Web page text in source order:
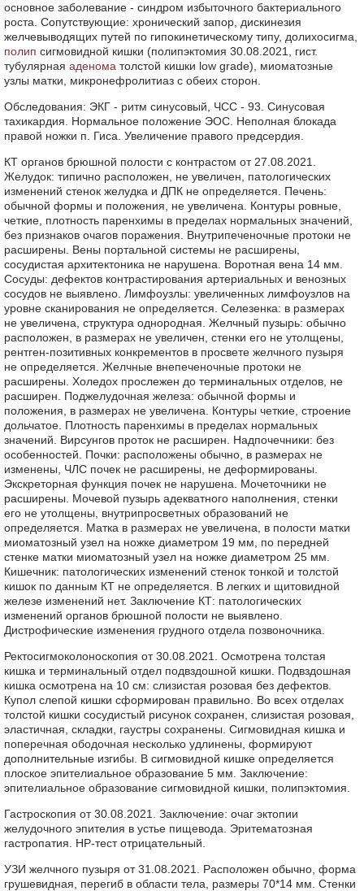
основное заболевание - синдром избыточного бактериального
роста. Сопутствующие: хронический запор, дискинезия
желчевыводящих путей по гипокинетическому типу, долихосигма,
полип сигмовидной кишки (полипэктомия 30.08.2021, гист.
тубулярная аденома толстой кишки low grade), миоматозные
узлы матки, микронефролитиаз с обеих сторон.
Обследования: ЭКГ - ритм синусовый, ЧСС - 93. Синусовая
тахикардия. Нормальное положение ЭОС. Неполная блокада
правой ножки п. Гиса. Увеличение правого предсердия.
КТ органов брюшной полости с контрастом от 27.08.2021.
Желудок: типично расположен, не увеличен, патологических
изменений стенок желудка и ДПК не определяется. Печень:
обычной формы и положения, не увеличена. Контуры ровные,
четкие, плотность паренхимы в пределах нормальных значений,
без признаков очагов поражения. Внутрипеченочные протоки не
расширены. Вены портальной системы не расширены,
сосудистая архитектоника не нарушена. Воротная вена 14 мм.
Сосуды: дефектов контрастирования артериальных и венозных
сосудов не выявлено. Лимфоузлы: увеличенных лимфоузлов на
уровне сканирования не определяется. Селезенка: в размерах
не увеличена, структура однородная. Желчный пузырь: обычно
расположен, в размерах не увеличен, стенки его не утолщены,
рентген-позитивных конкрементов в просвете желчного пузыря
не определяется. Желчные внепеченочные протоки не
расширены. Холедох прослежен до терминальных отделов, не
расширен. Поджелудочная железа: обычной формы и
положения, в размерах не увеличена. Контуры четкие, строение
дольчатое. Плотность паренхимы в пределах нормальных
значений. Вирсунгов проток не расширен. Надпочечники: без
особенностей. Почки: расположены обычно, в размерах не
изменены, ЧЛС почек не расширены, не деформированы.
Экскреторная функция почек не нарушена. Мочеточники не
расширены. Мочевой пузырь адекватного наполнения, стенки
его не утолщены, внутрипросветных образований не
определяется. Матка в размерах не увеличена, в полости матки
миоматозный узел на ножке диаметром 19 мм, по передней
стенке матки миоматозный узел на ножке диаметром 25 мм.
Кишечник: патологических изменений стенок тонкой и толстой
кишок по данным КТ не определяется. В легких и щитовидной
железе изменений нет. Заключение КТ: патологических
изменений органов брюшной полости не выявлено.
Дистрофические изменения грудного отдела позвоночника.
Ректосигмоколоноскопия от 30.08.2021. Осмотрена толстая
кишка и терминальный отдел подвздошной кишки. Подвздошная
кишка осмотрена на 10 см: слизистая розовая без дефектов.
Купол слепой кишки сформирован правильно. Во всех отделах
толстой кишки сосудистый рисунок сохранен, слизистая розовая,
эластичная, складки, гаустры сохранены. Сигмовидная кишка и
поперечная ободочная несколько удлинены, формируют
дополнительные изгибы. В сигмовидной кишке определяется
плоское эпителиальное образование 5 мм. Заключение:
эпителиальное образование сигмовидной кишки, полипэктомия.
Гастроскопия от 30.08.2021. Заключение: очаг эктопии
желудочного эпителия в устье пищевода. Эритематозная
гастропатия. НР-тест отрицательный.
УЗИ желчного пузыря от 31.08.2021. Расположен обычно, форма
грушевидная, перегиб в области тела, размеры 70*14 мм. Стенки